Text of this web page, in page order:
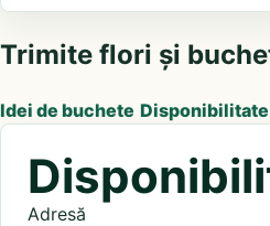
Trimite flori și
Idei de buchete Disponibilitate
Adresă